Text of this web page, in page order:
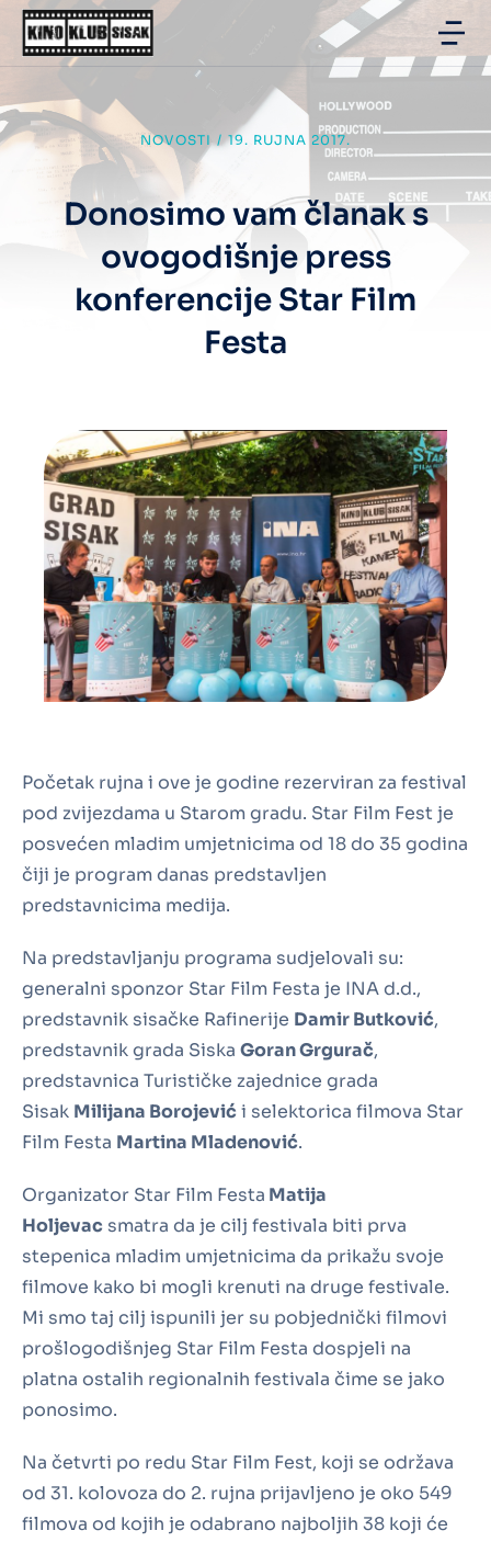
NOVOSTI / 19. RUJNA 2017.
Donosimo vam članak s
ovogodišnje press
konferencije Star Film
Festa
Početak rujna i ove je godine rezerviran za festival
pod zvijezdama u Starom gradu. Star Film Fest je
posvećen mladim umjetnicima od 18 do 35 godina
čiji je program danas predstavljen
predstavnicima medija.
Na predstavljanju programa sudjelovali su:
generalni sponzor Star Film Festa je INA d.d.,
predstavnik sisačke Rafinerije Damir Butković,
predstavnik grada Siska Goran Grgurač,
predstavnica Turističke zajednice grada
Sisak Milijana Borojevići selektorica filmova Star
Film Festa Martina Mladenović.
Organizator Star Film Festa Matija
Holjevac smatra da je cilj festivala biti prva
stepenica mladim umjetnicima da prikažu svoje
filmove kako bi mogli krenuti na druge festivale.
Mi smo taj cilj ispunili jer su pobjednički filmovi
prošlogodišnjeg Star Film Festa dospjeli na
platna ostalih regionalnih festivala čime se jako
ponosimo.
Na četvrti po redu Star Film Fest, koji se održava
od 31. kolovoza do 2. rujna prijavljeno je oko 549
filmova od kojih je odabrano najboljih 38 koji će